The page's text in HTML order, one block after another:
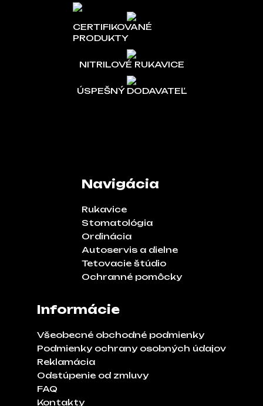
CERTIFIKOVANÉ
PRODUKTY
NITRILOVÉ RUKAVICE
ÚSPEŠNÝ DODAVATEĽ
Navigácia
Rukavice
Stomatológia
Ordinácia
Autoservis a dielne
Tetovacie štúdio
Ochranné pomôcky
Informácie
Všeobecné obchodné podmienky
Podmienky ochrany osobných údajov
Reklamácia
Odstúpenie od zmluvy
FAQ
Kontakty